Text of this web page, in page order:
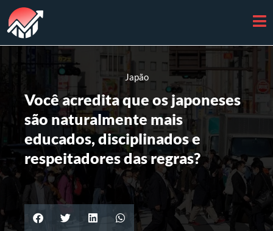
Japão
Você acredita que os japoneses
são naturalmente mais
educados, disciplinados e
respeitadores das regras?